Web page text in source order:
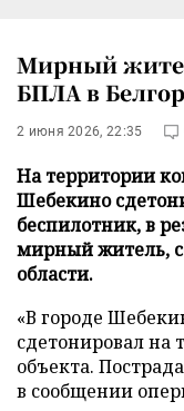
Мирный
БПЛА в
2 июня 2026, 22:35
На территории
Шебекино
беспилотник, в
мирный житель,
области.
«В городе
сдетонировал на
объекта.
в сообщении